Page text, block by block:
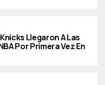
Llegaron A Las
Por Primera Vez En